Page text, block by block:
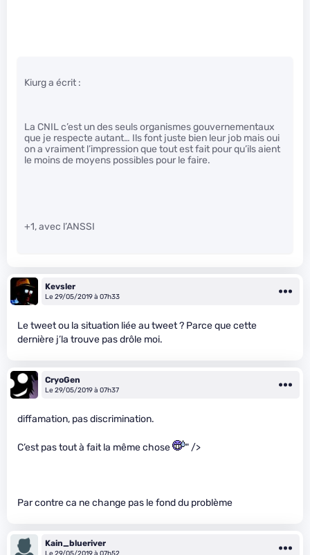
Kiurg a écrit :
La CNIL c’est un des seuls organismes gouvernementaux
que je respecte autant… Ils font juste bien leur job mais oui
on a vraiment l’impression que tout est fait pour qu’ils aient
le moins de moyens possibles pour le faire.
+1, avec l’ANSSI
Kevsler
Le 29/05/2019 à 07h33
Le tweet ou la situation liée au tweet ? Parce que cette
dernière j’la trouve pas drôle moi.
CryoGen
Le 29/05/2019 à 07h37
diffamation, pas discrimination.
C’est pas tout à fait la même chose " />
Par contre ca ne change pas le fond du problème
Kain_blueriver